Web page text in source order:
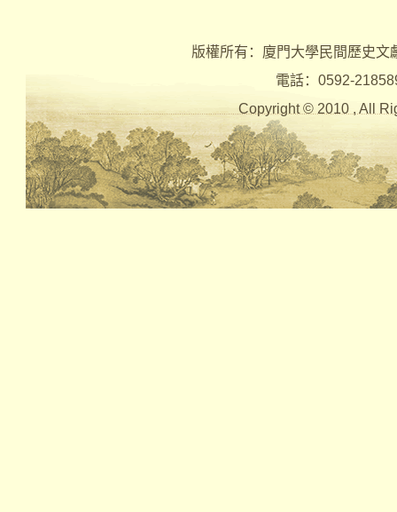
版權所有：廈門大學民間歷史
電話：0592-
Copyright © 2010 , All